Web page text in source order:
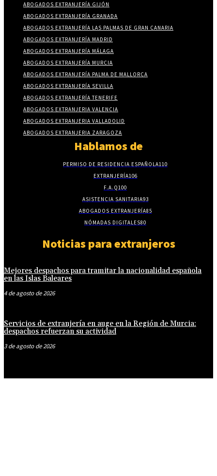
ABOGADOS EXTRANJERÍA GIJÓN
ABOGADOS EXTRANJERÍA GRANADA
ABOGADOS EXTRANJERÍA LAS PALMAS DE GRAN CANARIA
ABOGADOS EXTRANJERÍA MADRID
ABOGADOS EXTRANJERÍA MÁLAGA
ABOGADOS EXTRANJERÍA MURCIA
ABOGADOS EXTRANJERÍA PALMA DE MALLORCA
ABOGADOS EXTRANJERÍA SEVILLA
ABOGADOS EXTRANJERÍA TENERIFE
ABOGADOS EXTRANJERIA VALENCIA
ABOGADOS EXTRANJERIA VALLADOLID
ABOGADOS EXTRANJERIA ZARAGOZA
Hablamos de
PERMISO DE RESIDENCIA ESPAÑOLA110
EXTRANJERÍA106
F.A.Q100
ASISTENCIA SANITARIA93
ABOGADOS EXTRANJERÍA85
NÓMADAS DIGITALES80
Noticias para extranjeros
Mejores despachos para tramitar la nacionalidad española
en las Islas Baleares
4 de agosto de 2026
Servicios de extranjería en auge en la Región de Murcia:
despachos refuerzan su actividad
3 de agosto de 2026